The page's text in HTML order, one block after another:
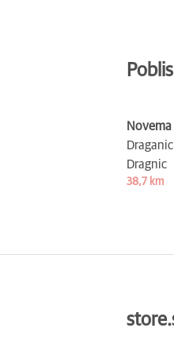
Novema
Dragnic
38,7 km